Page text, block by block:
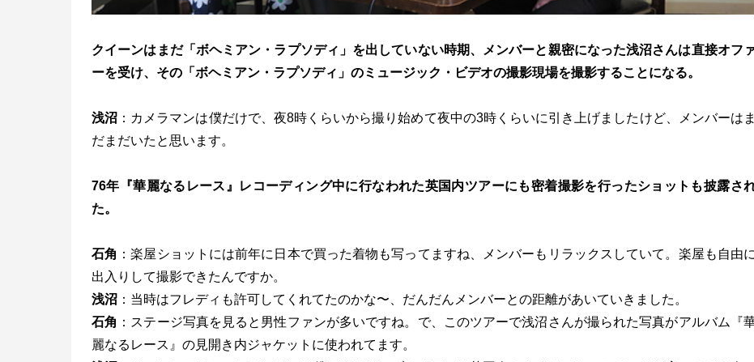
クイーンはまだ「ボヘミアン・ラプソディ」を出していない時期、メンバーと親密になった浅沼さんは直接オフ
ーを受け、その「ボヘミアン・ラプソディ」のミュージック・ビデオの撮影現場を撮影することになる。
浅沼 ：カメラマンは僕だけで、夜8時くらいから撮り始めて夜中の3時くらいに引き上げましたけど、メンバーはま
だまだいたと思います。
76年『華麗なるレース』レコーディング中に行なわれた英国内ツアーにも密着撮影を行ったショットも披露さ
た。
石角 ：楽屋ショットには前年に日本で買った着物も写ってますね、メンバーもリラックスしていて。楽屋も自由に
出入りして撮影できたんですか。
浅沼 ：当時はフレディも許可してくれてたのかな〜、だんだんメンバーとの距離があいていきました。
石角 ：ステージ写真を見ると男性ファンが多いですね。で、このツアーで浅沼さんが撮られた写真がアルバム『
麗なるレース』の見開き内ジャケットに使われてます。